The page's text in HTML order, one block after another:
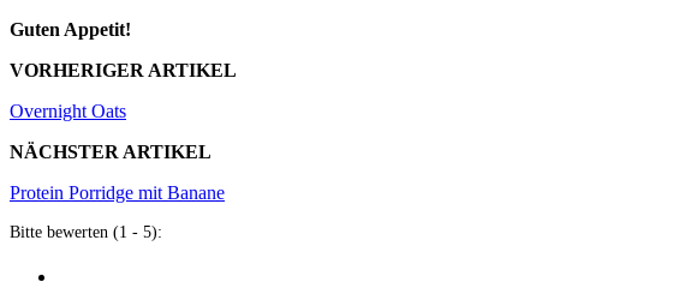
Guten Appetit!
VORHERIGER ARTIKEL
Overnight Oats
NÄCHSTER ARTIKEL
Protein Porridge mit Banane
Bitte bewerten (1 - 5):